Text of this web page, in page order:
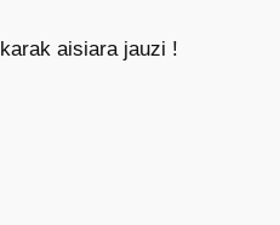
aisiara jauzi !